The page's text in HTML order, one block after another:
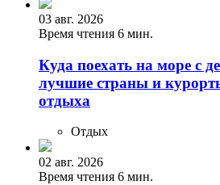
03 авг. 2026
Время чтения 6 мин.
Куда поехать на море с
лучшие страны и
отдыха
Отдых
02 авг. 2026
Время чтения 6 мин.